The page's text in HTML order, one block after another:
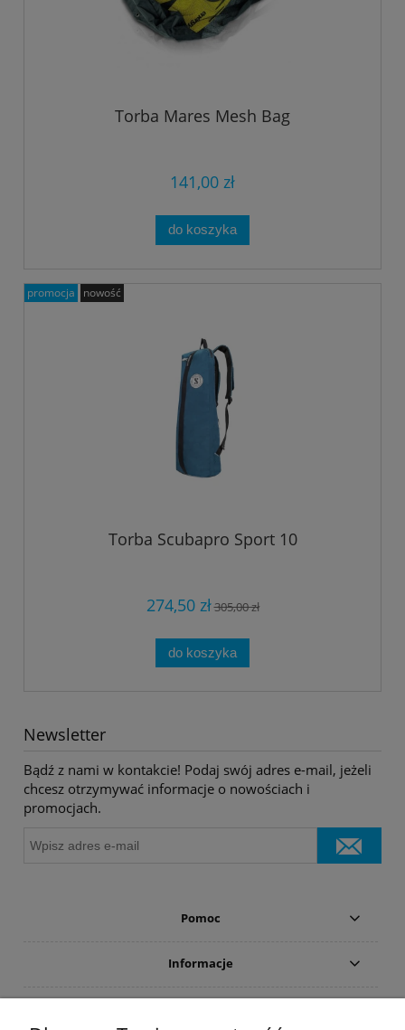
Torba Mares Mesh Bag
141,00 zł
do koszyka
Torba Scubapro Sport 10
274,50 zł305,00 zł
do koszyka
promocja nowość
Newsletter
Bądź z nami w kontakcie! Podaj swój adres e-mail, jeżeli
chcesz otrzymywać informacje o nowościach i
promocjach.
Pomoc
Informacje